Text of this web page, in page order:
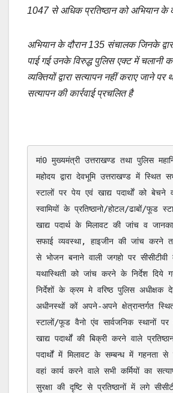
1047 से अधिक प्रतिष्ठान को अभियान के
अभियान के दौरान 135 संचालक जिनके द्वारा
पाई गई उनके विरुद्ध पुलिस एक्ट में चलानी
व्यक्तियों द्वारा सत्यापन नहीं कराए जाने
सत्यापन की कार्रवाई प्रचलित है
मां0 मुख्यमंत्री उत्तराखण्ड तथा पुलिस
महोदय द्वारा देवभूमि उत्तराखण्ड में स्थित
स्टालों पर पेय एवं खाद्य पदार्थाें को बेचने
स्वामियों के प्रतिष्ठानो/होटल/ढाबों/फूड
खाद्य पदार्थ के मिलावट की जांच व
सफाई व्यवस्था, हाइजीन की जांच करने
से भोजन बनाने वाली जगहो पर
यथास्थिती को जांच करने के निर्देश दिये
निर्देशों के क्रम मे वरिष्ठ पुलिस अधीक्षक
अधीनस्थों कों अपने-अपने क्षेत्रान्तर्गत
स्टालों/फूड वैनो एंव सार्वजनिक स्थानों
खाद्य पदार्थों की बिक्री करने वाले
पदार्थों में मिलावट के सम्बन्ध में गहनता
वहां कार्य करने वाले सभी कर्मियों का
सुरक्षा की दृष्टि से प्रतिष्ठानों में लगे